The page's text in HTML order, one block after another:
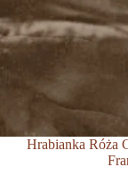
Hrabianka Róża